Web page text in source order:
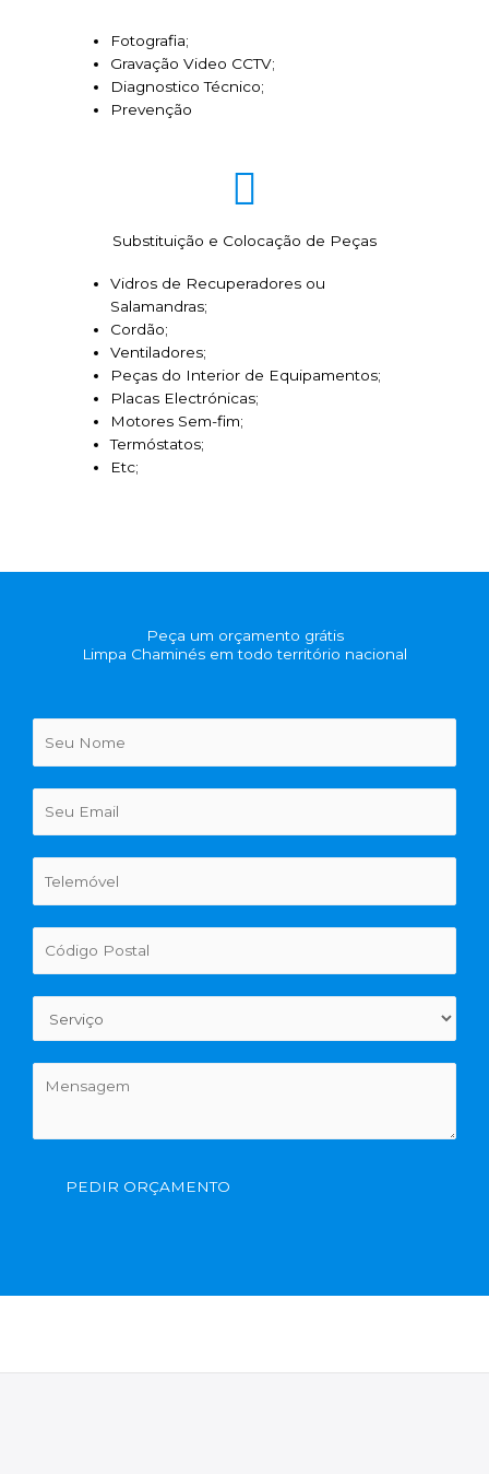
Fotografia;
Gravação Video CCTV;
Diagnostico Técnico;
Prevenção
Substituição e Colocação de Peças
Vidros de Recuperadores ou
Salamandras;
Cordão;
Ventiladores;
Peças do Interior de Equipamentos;
Placas Electrónicas;
Motores Sem-fim;
Termóstatos;
Etc;
Peça um orçamento grátis
Limpa Chaminés em todo território nacional
PEDIR ORÇAMENTO